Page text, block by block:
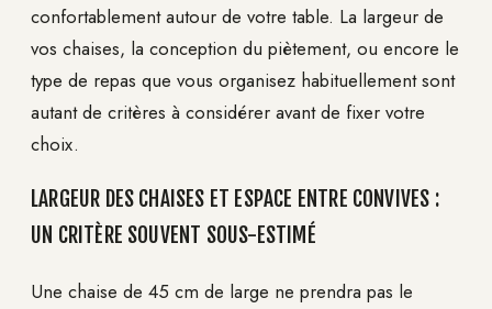
confortablement autour de votre table. La largeur de
vos chaises, la conception du piètement, ou encore le
type de repas que vous organisez habituellement sont
autant de critères à considérer avant de fixer votre
choix.
LARGEUR DES CHAISES ET ESPACE ENTRE CONVIVES :
UN CRITÈRE SOUVENT SOUS-ESTIMÉ
Une chaise de 45 cm de large ne prendra pas le